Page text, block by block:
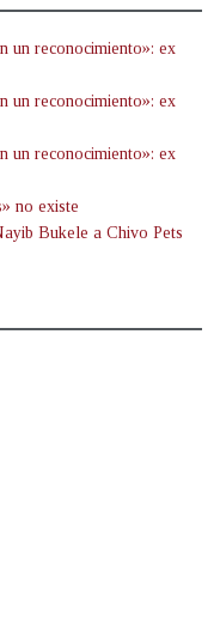
un reconocimiento»: ex
un reconocimiento»: ex
un reconocimiento»: ex
no existe
Bukele a Chivo Pets